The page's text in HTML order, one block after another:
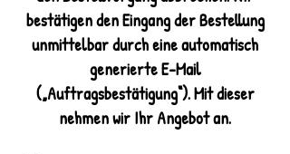
bestätigen den Eingang der Bestellung
unmittelbar durch eine automatisch
generierte E-Mail
(„Auftragsbestätigung“). Mit dieser
nehmen wir Ihr Angebot an.